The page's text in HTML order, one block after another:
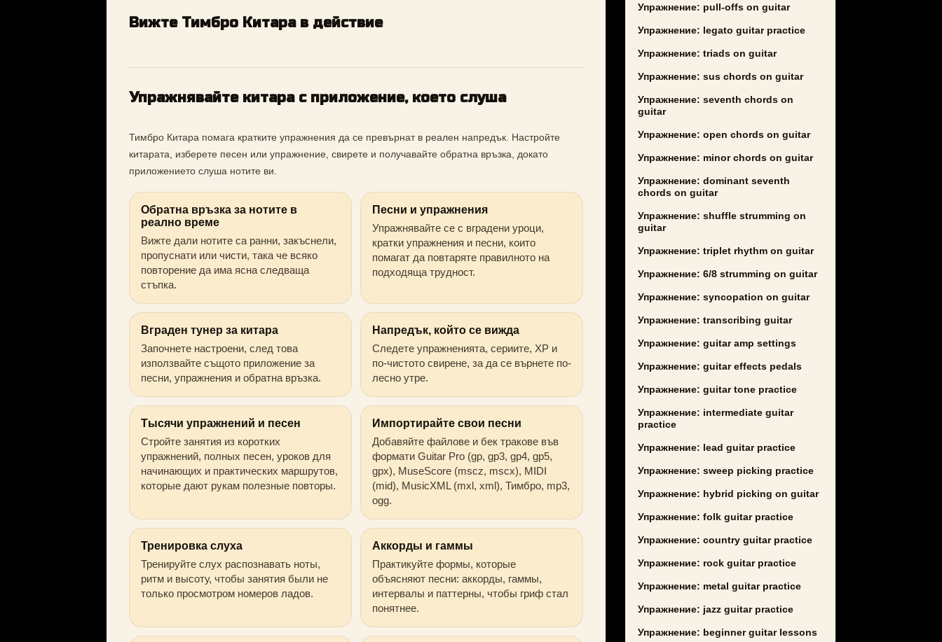
Вижте Тимбро Китара в действие
Упражнявайте китара с приложение, което слуша
Тимбро Китара помага кратките упражнения да се превърнат в реален напредък. Настройте
китарата, изберете песен или упражнение, свирете и получавайте обратна връзка, докато
приложението слуша нотите ви.
Обратна връзка за нотите в
реално време
Вижте дали нотите са ранни, закъснели,
пропуснати или чисти, така че всяко
повторение да има ясна следваща
стъпка.
Песни и упражнения
Упражнявайте се с вградени уроци,
кратки упражнения и песни, които
помагат да повтаряте правилното на
подходяща трудност.
Вграден тунер за китара
Започнете настроени, след това
използвайте същото приложение за
песни, упражнения и обратна връзка.
Напредък, който се вижда
Следете упражненията, сериите, XP и
по-чистото свирене, за да се върнете по-
лесно утре.
Тысячи упражнений и песен
Стройте занятия из коротких
упражнений, полных песен, уроков для
начинающих и практических маршрутов,
которые дают рукам полезные повторы.
Импортирайте свои песни
Добавяйте файлове и бек тракове във
формати Guitar Pro (gp, gp3, gp4, gp5,
gpx), MuseScore (mscz, mscx), MIDI
(mid), MusicXML (mxl, xml), Тимбро, mp3,
ogg.
Тренировка слуха
Тренируйте слух распознавать ноты,
ритм и высоту, чтобы занятия были не
только просмотром номеров ладов.
Аккорды и гаммы
Практикуйте формы, которые
объясняют песни: аккорды, гаммы,
интервалы и паттерны, чтобы гриф стал
понятнее.
Упражнение: pull-offs on guitar
Упражнение: legato guitar practice
Упражнение: triads on guitar
Упражнение: sus chords on guitar
Упражнение: seventh chords on
guitar
Упражнение: open chords on guitar
Упражнение: minor chords on guitar
Упражнение: dominant seventh
chords on guitar
Упражнение: shuffle strumming on
guitar
Упражнение: triplet rhythm on guitar
Упражнение: 6/8 strumming on guitar
Упражнение: syncopation on guitar
Упражнение: transcribing guitar
Упражнение: guitar amp settings
Упражнение: guitar effects pedals
Упражнение: guitar tone practice
Упражнение: intermediate guitar
practice
Упражнение: lead guitar practice
Упражнение: sweep picking practice
Упражнение: hybrid picking on guitar
Упражнение: folk guitar practice
Упражнение: country guitar practice
Упражнение: rock guitar practice
Упражнение: metal guitar practice
Упражнение: jazz guitar practice
Упражнение: beginner guitar lessons